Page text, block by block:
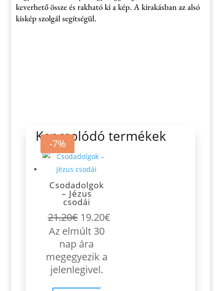
keverhető össze és rakható ki a kép. A kirakásban az alsó
kiskép szolgál segítségül.
Kapcsolódó termékek
-9%
Csodadolgok
– Jézus
csodái
21.20€ Original
price
was:
21.20€.
19.20€Current
Az elmúlt 30
nap ára
megegyezik a
jelenlegivel.
-7%